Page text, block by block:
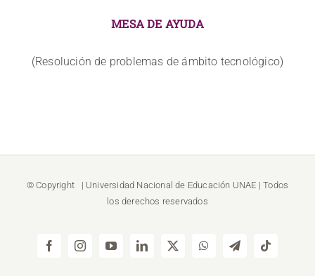
MESA DE AYUDA
(Resolución de problemas de ámbito tecnológico)
© Copyright | Universidad Nacional de Educación UNAE | Todos
los derechos reservados
FacebookInstagramYouTubeLinkedIn
X WhatsAppTelegramTiktok